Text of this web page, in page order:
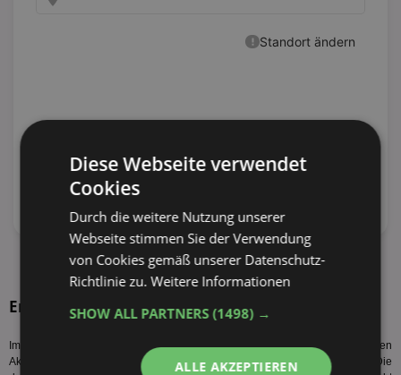
alle Prospekte anzeigen
Entwicklung der Aktionspreise für Sensodyne
Im folgenden Diagramm sehen Sie die Entwicklung der durchschnittlichen
Aktionspreise von Sensodyne 75ml der letzten zwei Jahre. Die
Diese Webseite verwendet
Cookies
Durch die weitere Nutzung unserer
Webseite stimmen Sie der Verwendung
von Cookies gemäß unserer Datenschutz-
Richtlinie zu.Weitere Informationen
SHOW ALL PARTNERS(1498) →
ALLE AKZEPTIEREN